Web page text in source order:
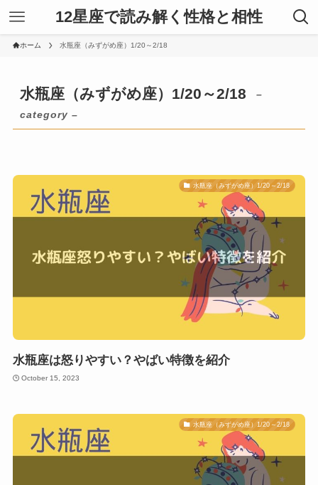
12星座で読み解く性格と相性
ホーム 水瓶座（みずがめ座）1/20～2/18
水瓶座（みずがめ座）1/20～2/18
–
category –
水瓶座（みずがめ座）1/20～2/18
水瓶座は怒りやすい？やばい特徴を紹介
October 15, 2023
水瓶座（みずがめ座）1/20～2/18